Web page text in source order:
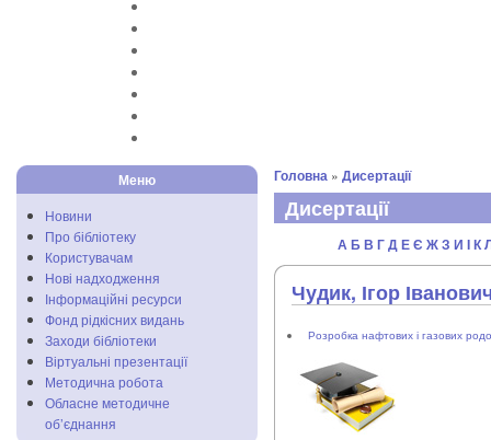
Меню
Новини
Про бібліотеку
Користувачам
Нові надходження
Інформаційні ресурси
Фонд рідкісних видань
Заходи бібліотеки
Віртуальні презентації
Методична робота
Обласне методичне
об’єднання
Головна » Дисертації
Дисертації
АБВ ГДЕЄ ЖЗ И IК
Чудик, Ігор
Розробка нафтових і газових